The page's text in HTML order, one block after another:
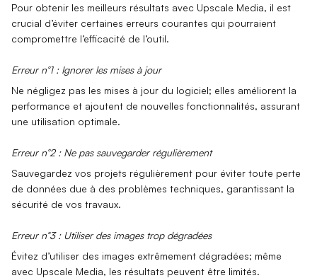
Pour obtenir les meilleurs résultats avec Upscale Media, il est
crucial d’éviter certaines erreurs courantes qui pourraient
compromettre l’efficacité de l’outil.
Erreur n°1 : Ignorer les mises à jour
Ne négligez pas les mises à jour du logiciel; elles améliorent la
performance et ajoutent de nouvelles fonctionnalités, assurant
une utilisation optimale.
Erreur n°2 : Ne pas sauvegarder régulièrement
Sauvegardez vos projets régulièrement pour éviter toute perte
de données due à des problèmes techniques, garantissant la
sécurité de vos travaux.
Erreur n°3 : Utiliser des images trop dégradées
Évitez d’utiliser des images extrêmement dégradées; même
avec Upscale Media, les résultats peuvent être limités.